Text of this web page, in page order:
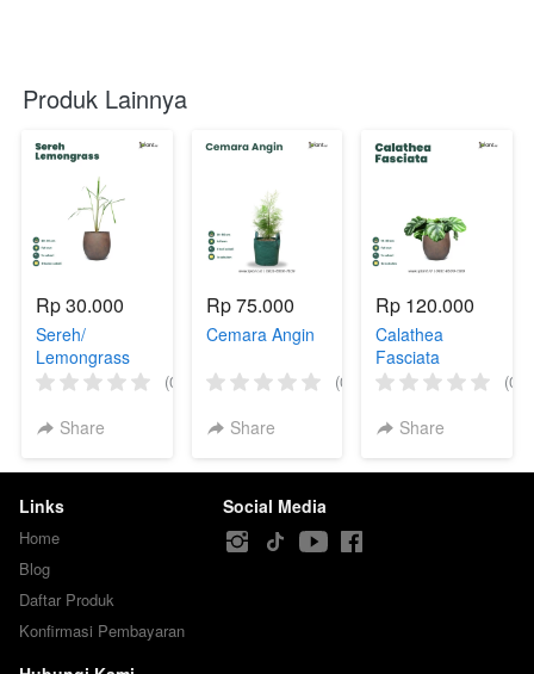
Produk Lainnya
Rp 30.000
Sereh/
Lemongrass
(0)
Share
Rp 75.000
Cemara Angin
(0)
Share
Rp 120.000
Calathea
Fasciata
(0)
Share
Links
Home
Blog
Daftar Produk
Konfirmasi Pembayaran
Social Media